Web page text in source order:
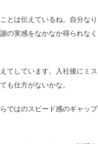
とは伝えているね。自分なり
の実感をなかなか得られなく
てしています。入社後にミス
も仕方がないかな。
ではのスピード感のギャップ